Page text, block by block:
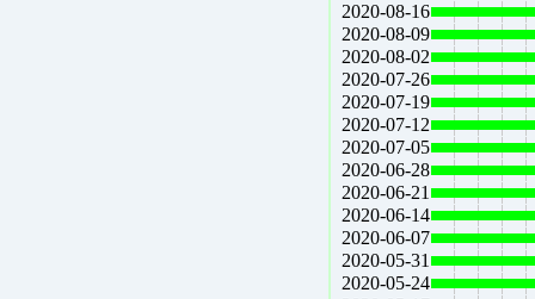
2020-08-16
2020-08-09
2020-08-02
2020-07-26
2020-07-19
2020-07-12
2020-07-05
2020-06-28
2020-06-21
2020-06-14
2020-06-07
2020-05-31
2020-05-24